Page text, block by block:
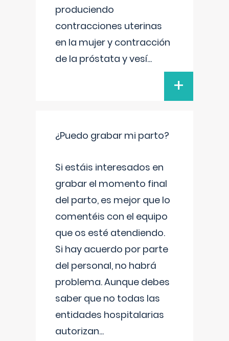
produciendo
contracciones uterinas
en la mujer y contracción
de la próstata y vesí...
+
¿Puedo grabar mi parto?
Si estáis interesados en
grabar el momento final
del parto, es mejor que lo
comentéis con el equipo
que os esté atendiendo.
Si hay acuerdo por parte
del personal, no habrá
problema. Aunque debes
saber que no todas las
entidades hospitalarias
autorizan...